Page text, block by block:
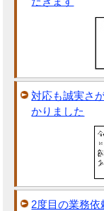
対応も誠実さ
かりました
2度目の業務